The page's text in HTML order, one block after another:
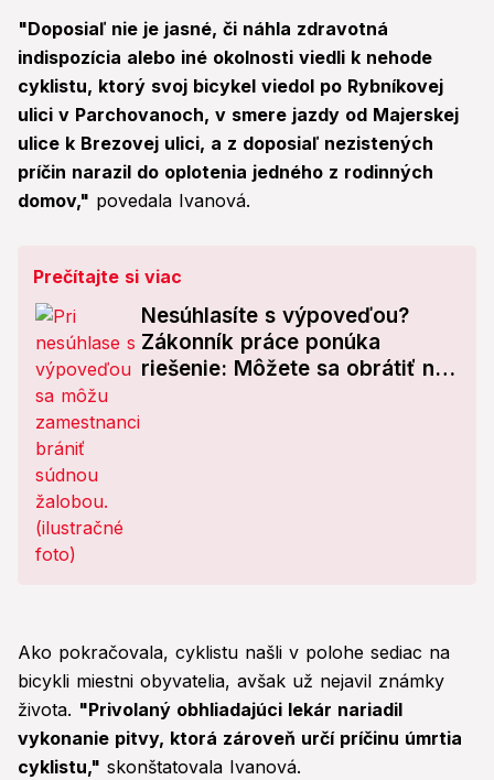
"Doposiaľ nie je jasné, či náhla zdravotná
indispozícia alebo iné okolnosti viedli k nehode
cyklistu, ktorý svoj bicykel viedol po Rybníkovej
ulici v Parchovanoch, v smere jazdy od Majerskej
ulice k Brezovej ulici, a z doposiaľ nezistených
príčin narazil do oplotenia jedného z rodinných
domov," povedala Ivanová.
Prečítajte si viac
Nesúhlasíte s výpoveďou?
Zákonník práce ponúka
riešenie: Môžete sa obrátiť na
Ako pokračovala, cyklistu našli v polohe sediac na
bicykli miestni obyvatelia, avšak už nejavil známky
života. "Privolaný obhliadajúci lekár nariadil
vykonanie pitvy, ktorá zároveň určí príčinu úmrtia
cyklistu," skonštatovala Ivanová.